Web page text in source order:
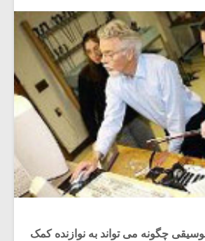
چگونه می تواند به نوازنده کمک